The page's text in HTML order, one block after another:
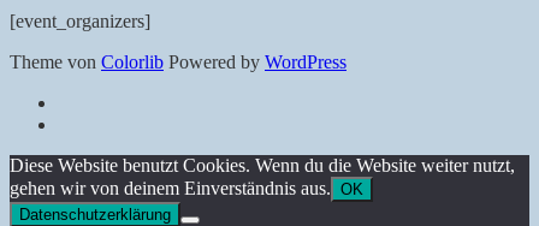
[event_organizers]
Theme von Colorlib Powered by WordPress
Back
to
top
Diese Website benutzt Cookies. Wenn du die Website weiter nutzt,
gehen wir von deinem Einverständnis aus. OK
Datenschutzerklärung